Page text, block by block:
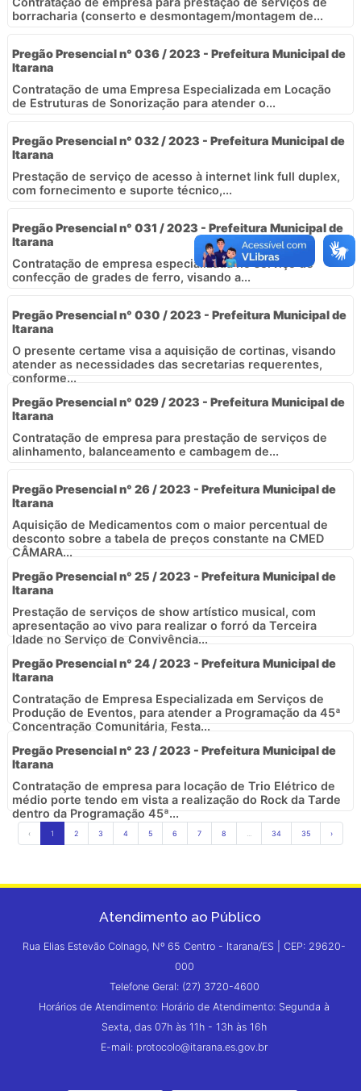
borracharia (conserto e desmontagem/montagem de...
Pregão Presencial n° 036 / 2023 - Prefeitura Municipal de
Itarana
Contratação de uma Empresa Especializada em Locação
de Estruturas de Sonorização para atender o...
Pregão Presencial n° 032 / 2023 - Prefeitura Municipal de
Itarana
Prestação de serviço de acesso à internet link full duplex,
com fornecimento e suporte técnico,...
Pregão Presencial n° 031 / 2023 - Prefeitura Municipal de
Itarana
Contratação de empresa especializada no serviço de
confecção de grades de ferro, visando a...
Pregão Presencial n° 030 / 2023 - Prefeitura Municipal de
Itarana
O presente certame visa a aquisição de cortinas, visando
atender as necessidades das secretarias requerentes,
conforme...
Pregão Presencial n° 029 / 2023 - Prefeitura Municipal de
Itarana
Contratação de empresa para prestação de serviços de
alinhamento, balanceamento e cambagem de...
Pregão Presencial n° 26 / 2023 - Prefeitura Municipal de
Itarana
Aquisição de Medicamentos com o maior percentual de
desconto sobre a tabela de preços constante na CMED 
CÂMARA...
Pregão Presencial n° 25 / 2023 - Prefeitura Municipal de
Itarana
Prestação de serviços de show artístico musical, com
apresentação ao vivo para realizar o forró da Terceira
Idade no Serviço de Convivência...
Pregão Presencial n° 24 / 2023 - Prefeitura Municipal de
Itarana
Contratação de Empresa Especializada em Serviços de
Produção de Eventos, para atender a Programação da 45ª
Concentração Comunitária, Festa...
Pregão Presencial n° 23 / 2023 - Prefeitura Municipal de
Itarana
Contratação de empresa para locação de Trio Elétrico de
médio porte tendo em vista a realização do Rock da Tarde
dentro da Programação 45ª...
‹ 1 2 3 4 5 6 7 8 34 35 ›
Atendimento ao Público
Rua Elias Estevão Colnago, Nº 65 Centro - Itarana/ES | CEP: 29620-
000
Telefone Geral: (27) 3720-4600
Horários de Atendimento: Horário de Atendimento: Segunda à
Sexta, das 07h às 11h - 13h às 16h
E-mail: protocolo@itarana.es.gov.br